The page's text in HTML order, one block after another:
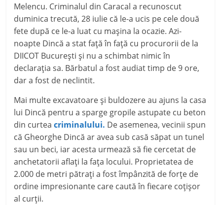
Melencu. Criminalul din Caracal a recunoscut
duminica trecută, 28 iulie că le-a ucis pe cele două
fete după ce le-a luat cu mașina la ocazie. Azi-
noapte Dincă a stat față în față cu procurorii de la
DIICOT București și nu a schimbat nimic în
declarația sa. Bărbatul a fost audiat timp de 9 ore,
dar a fost de neclintit.
Mai multe excavatoare și buldozere au ajuns la casa
lui Dincă pentru a sparge gropile astupate cu beton
din curteacriminalului. De asemenea, vecinii spun
că Gheorghe Dincă ar avea sub casă săpat un tunel
sau un beci, iar acesta urmează să fie cercetat de
anchetatorii aflați la fața locului. Proprietatea de
2.000 de metri pătrați a fost împânzită de forțe de
ordine impresionante care caută în fiecare coțișor
al curții.